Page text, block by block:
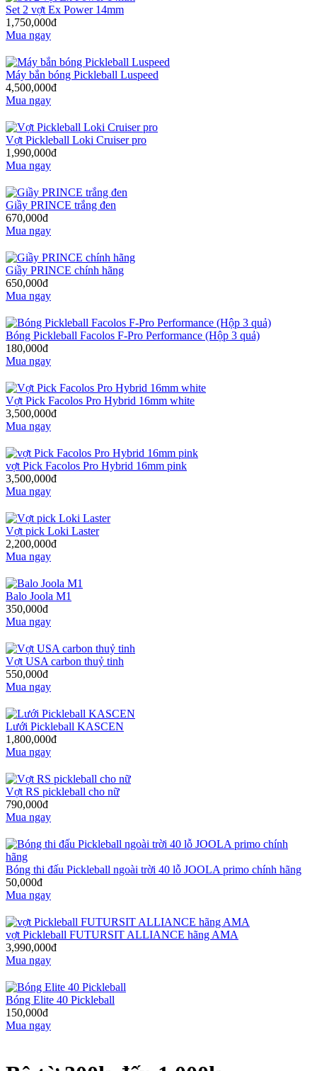
Set 2 vợt Ex Power 14mm
1,750,000đ
Mua ngay
Máy bắn bóng Pickleball Luspeed
4,500,000đ
Mua ngay
Vợt Pickleball Loki Cruiser pro
1,990,000đ
Mua ngay
Giầy PRINCE trắng đen
670,000đ
Mua ngay
Giầy PRINCE chính hãng
650,000đ
Mua ngay
Bóng Pickleball Facolos F-Pro Performance (Hộp 3 quả)
180,000đ
Mua ngay
Vợt Pick Facolos Pro Hybrid 16mm white
3,500,000đ
Mua ngay
vợt Pick Facolos Pro Hybrid 16mm pink
3,500,000đ
Mua ngay
Vợt pick Loki Laster
2,200,000đ
Mua ngay
Balo Joola M1
350,000đ
Mua ngay
Vợt USA carbon thuỷ tinh
550,000đ
Mua ngay
Lưới Pickleball KASCEN
1,800,000đ
Mua ngay
Vợt RS pickleball cho nữ
790,000đ
Mua ngay
Bóng thi đấu Pickleball ngoài trời 40 lỗ JOOLA primo chính hãng
50,000đ
Mua ngay
vợt Pickleball FUTURSIT ALLIANCE hãng AMA
3,990,000đ
Mua ngay
Bóng Elite 40 Pickleball
150,000đ
Mua ngay